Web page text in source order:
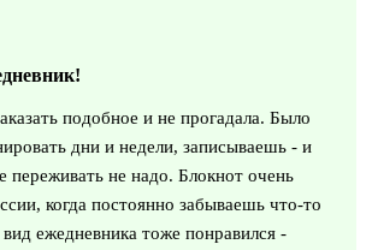
подобное и не прогадала. Было
дни и недели, записываешь - и
не надо. Блокнот очень
когда постоянно забываешь что-то
ежедневника тоже понравился -